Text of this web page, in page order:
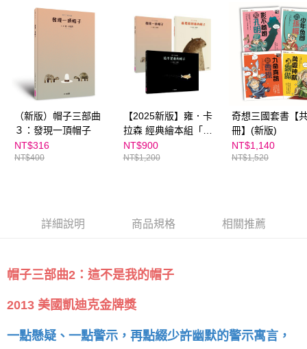
易，需依本服務之必要範圍內提供個人資料，並將交易相關給付款項請求債
權轉讓予恩沛科技股份有限公司。
２．關於個人資料處理事宜，請瀏覽以下網址：
３．未成年的使用者請事先徵得法定代理人或監護人之同意方可使用
「AFTEE先享後付」，若未經同意申辦者引起之損失，本公司不負相關責
任。
４．使用「AFTEE先享後付」時，將依據個別帳號之用戶狀況，依本公司即
請求用戶進行身份認證。
５．嚴禁一人註冊多個帳號或使用他人資訊註冊。若發現惡意使用之情形，
恩沛科技股份有限公司將有權停止該用戶之使用額度並採取法律行動。
（新版）帽子三部曲
３：發現一頂帽子
NT$316
NT$400
【2025新版】雍．卡
拉森 經典繪本組「帽
子三部曲」
NT$900
NT$1,200
奇想三國套書【
冊】(新版)
NT$1,140
NT$1,520
詳細說明 商品規格 相關推薦
帽子三部曲2：這不是我的帽子
2013 美國凱迪克金牌獎
一點懸疑、一點警示，再點綴少許幽默的警示寓言，